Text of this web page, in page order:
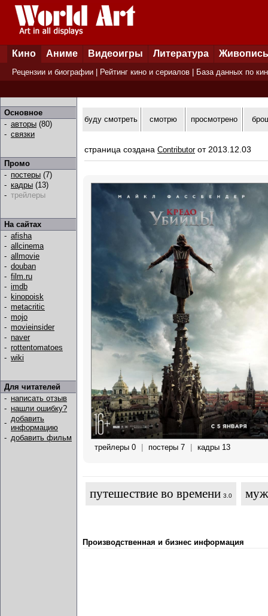
Кино Аниме Видеоигры Литература Живопись
Рецензии и биографии Рейтинг кино и сериалов База данных по
Основное
- авторы (80)
- связки
Промо
- постеры (7)
- кадры (13)
- трейлеры
На сайтах
- afisha
- allcinema
- allmovie
- douban
- film.ru
- imdb
- kinopoisk
- metacritic
- mojo
- movieinsider
- naver
- rottentomatoes
- wiki
Для читателей
- написать отзыв
- нашли ошибку?
- добавить
информацию
- добавить фильм
буду смотреть смотрю просмотрено
страница создана Contributorот 2013.12.03
трейлеры 0 постеры 7 кадры 13
путешествие во времени 3.0
Производственная и бизнес информация